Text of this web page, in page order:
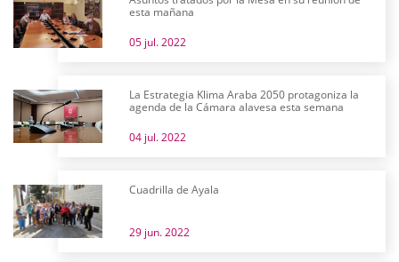
esta mañana
05 jul. 2022
La Estrategia Klima Araba 2050 protagoniza la
agenda de la Cámara alavesa esta semana
04 jul. 2022
Cuadrilla de Ayala
29 jun. 2022